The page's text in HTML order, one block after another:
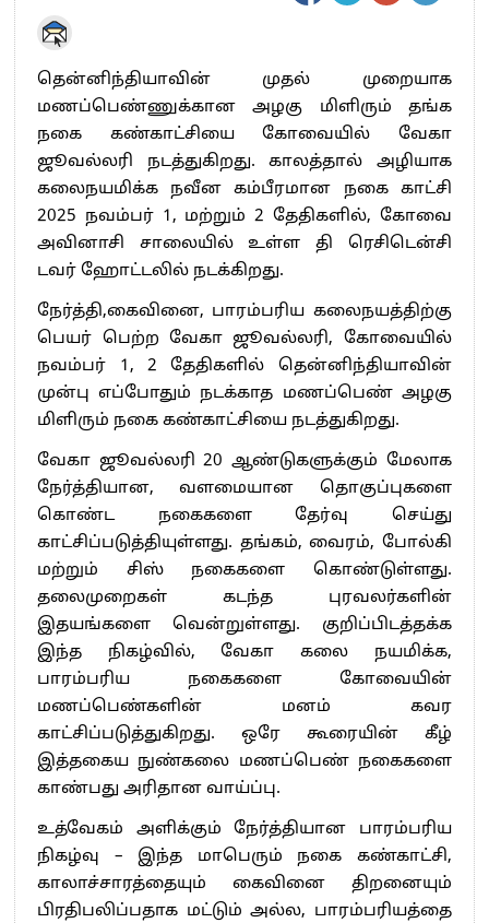
தென்னிந்தியாவின் முதல் முறையாக
மணப்பெண்ணுக்கான அழகு மிளிரும் தங்க
நகை கண்காட்சியை கோவையில் வேகா
ஜூவல்லரி நடத்துகிறது. காலத்தால் அழியாக
கலைநயமிக்க நவீன கம்பீரமான நகை காட்சி
2025 நவம்பர் 1, மற்றும் 2 தேதிகளில், கோவை
அவினாசி சாலையில் உள்ள தி ரெசிடென்சி
டவர் ஹோட்டலில் நடக்கிறது.
நேர்த்தி,கைவினை, பாரம்பரிய கலைநயத்திற்கு
பெயர் பெற்ற வேகா ஜூவல்லரி, கோவையில்
நவம்பர் 1, 2 தேதிகளில் தென்னிந்தியாவின்
முன்பு எப்போதும் நடக்காத மணப்பெண் அழகு
மிளிரும் நகை கண்காட்சியை நடத்துகிறது.
வேகா ஜூவல்லரி 20 ஆண்டுகளுக்கும் மேலாக
நேர்த்தியான, வளமையான தொகுப்புகளை
கொண்ட நகைகளை தேர்வு செய்து
காட்சிப்படுத்தியுள்ளது. தங்கம், வைரம், போல்கி
மற்றும் சிஸ் நகைகளை கொண்டுள்ளது.
தலைமுறைகள் கடந்த புரவலர்களின்
இதயங்களை வென்றுள்ளது. குறிப்பிடத்தக்க
இந்த நிகழ்வில், வேகா கலை நயமிக்க,
பாரம்பரிய நகைகளை கோவையின்
மணப்பெண்களின் மனம் கவர
காட்சிப்படுத்துகிறது. ஒரே கூரையின் கீழ்
இத்தகைய நுண்கலை மணப்பெண் நகைகளை
காண்பது அரிதான வாய்ப்பு.
உத்வேகம் அளிக்கும் நேர்த்தியான பாரம்பரிய
நிகழ்வு – இந்த மாபெரும் நகை கண்காட்சி,
காலாச்சாரத்தையும் கைவினை திறனையும்
பிரதிபலிப்பதாக மட்டும் அல்ல, பாரம்பரியத்தை